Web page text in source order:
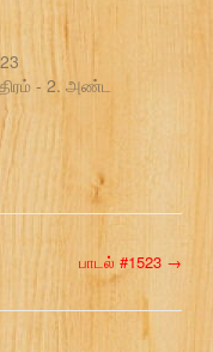
- 2. அண்ட
பாடல் #1523 →